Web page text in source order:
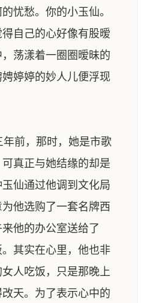
忧愁。你的小玉仙。
自己的心好像有股暧
荡漾着一圈圈暧昧的
婷婷的妙人儿便浮现
前，那时，她是市歌
真正与她结缘的却是
仙通过他调到文化局
他选购了一套名牌西
他的办公室送给了
其实在心里，他也非
人吃饭，只是那晚上
天。为了表示心中的